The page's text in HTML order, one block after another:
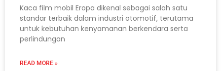
Kaca film mobil Eropa dikenal sebagai salah satu
standar terbaik dalam industri otomotif, terutama
untuk kebutuhan kenyamanan berkendara serta
perlindungan
READ MORE »